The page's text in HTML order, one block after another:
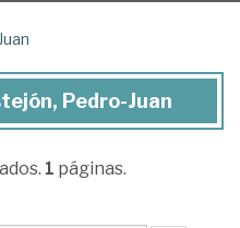
Pedro-Juan
1 páginas.